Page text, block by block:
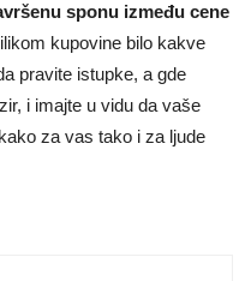
sponu između cene
kupovine bilo kakve
pravite istupke, a gde
i imajte u vidu da vaše
za vas tako i za ljude